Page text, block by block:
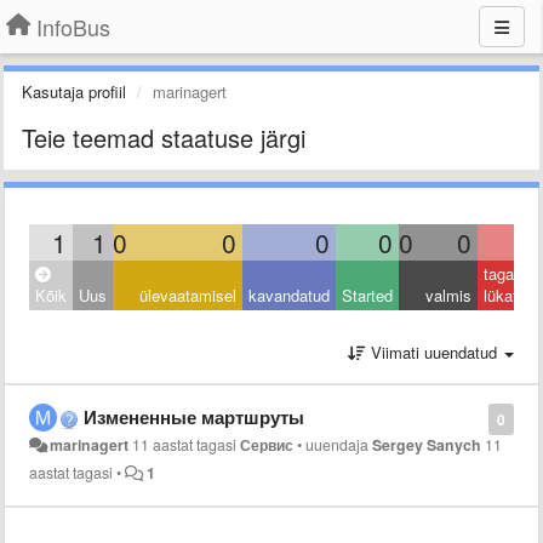
InfoBus
Kasutaja profiil marinagert
Teie teemad staatuse järgi
1 1 0 0 0 0 0 0
Kõik Uus ülevaatamisel kavandatud Started valmis
tagasi
lükatud
Viimati uuendatud
0
Измененные мартшруты
marinagert 11 aastat tagasi Сервис •uuendajaSergey Sanych 11
aastat tagasi • 1